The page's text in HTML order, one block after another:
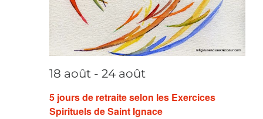
5 jours de retraite selon les Exercices
Spirituels de Saint Ignace
18 août - 24 août